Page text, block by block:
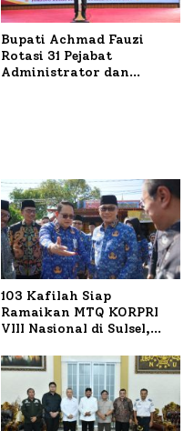
Bupati Achmad Fauzi
Rotasi 31 Pejabat
Administrator dan
103 Kafilah Siap
Ramaikan MTQ KORPRI
VIII Nasional di Sulsel,